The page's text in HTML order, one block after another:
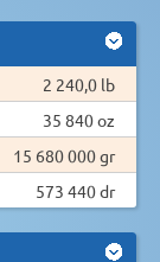
2 240,0 lb
35 840 oz
15 680 000 gr
573 440 dr